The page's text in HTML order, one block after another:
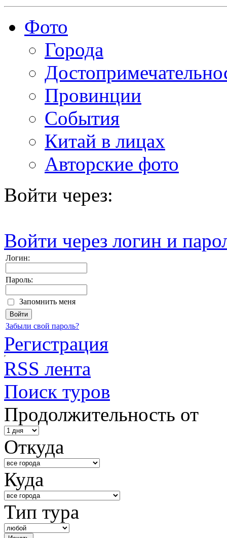
Фото
Города
Провинции
События
Китай в лицах
Авторские фото
Войти через:
Войти через логин и
Логин:
Пароль:
Запомнить меня
Забыли свой пароль?
Регистрация
RSS лента
Поиск туров
Продолжительность от
Откуда
Куда
Тип тура